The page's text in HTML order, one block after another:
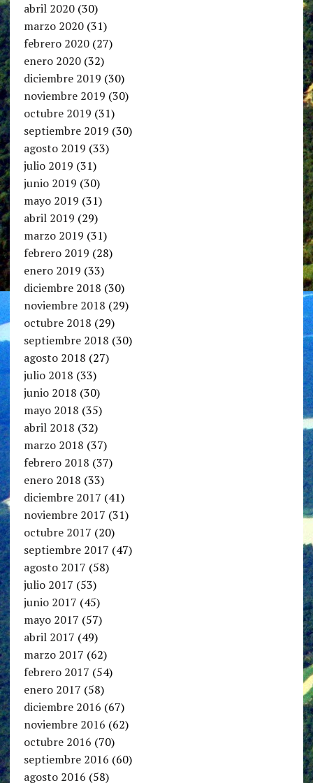
abril 2020(30)
marzo 2020(31)
febrero 2020(27)
enero 2020(32)
diciembre 2019 (30)
noviembre 2019 (30)
octubre 2019 (31)
septiembre 2019 (30)
agosto 2019 (33)
julio 2019 (31)
junio 2019 (30)
mayo 2019 (31)
abril 2019 (29)
marzo 2019 (31)
febrero 2019 (28)
enero 2019 (33)
diciembre 2018 (30)
noviembre 2018 (29)
octubre 2018 (29)
septiembre 2018 (30)
agosto 2018 (27)
julio 2018 (33)
junio 2018 (30)
mayo 2018 (35)
abril 2018 (32)
marzo 2018 (37)
febrero 2018 (37)
enero 2018 (33)
diciembre 2017 (41)
noviembre 2017 (31)
octubre 2017 (20)
septiembre 2017 (47)
agosto 2017 (58)
julio 2017 (53)
junio 2017 (45)
mayo 2017 (57)
abril 2017 (49)
marzo 2017 (62)
febrero 2017 (54)
enero 2017 (58)
diciembre 2016 (67)
noviembre 2016 (62)
octubre 2016 (70)
septiembre 2016 (60)
agosto 2016 (58)